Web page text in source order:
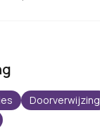
Doorverwijzing